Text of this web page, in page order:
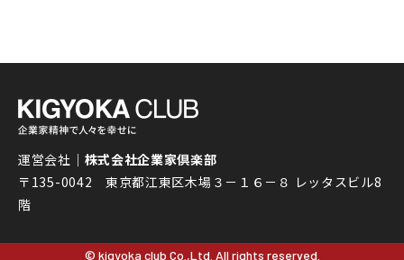
運営会社｜ 株式会社企業家倶楽部
〒135-0042 東京都江東区木場３－１６－８ レッタスビル8
階
© kigyoka club Co.,Ltd. All rights reserved.